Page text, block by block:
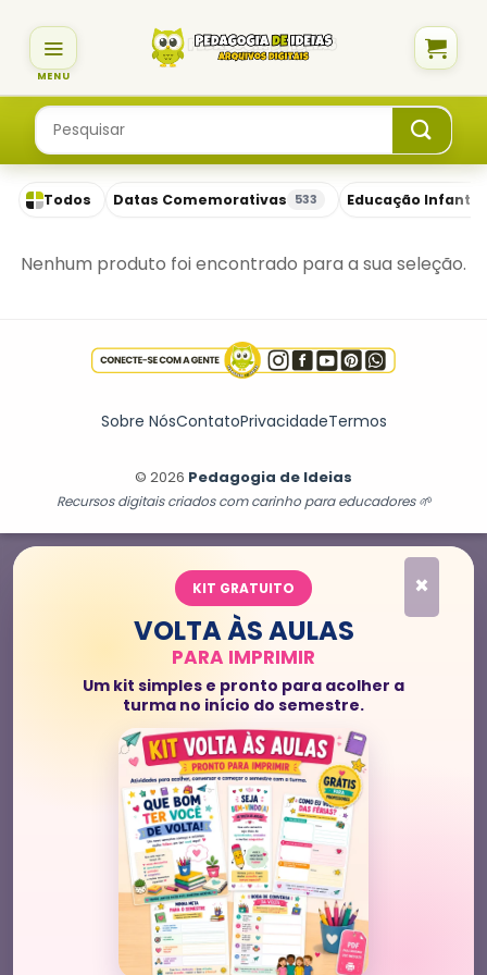
content
Pesquisar
por:
Todos Datas Comemorativas 533 Educação Infantil
Nenhum produto foi encontrado para a sua seleção.
Sobre NósContatoPrivacidadeTermos
© 2026 Pedagogia de Ideias
Recursos digitais criados com carinho para educadores 🌱
×
KIT GRATUITO
VOLTA ÀS AULAS
PARA IMPRIMIR
Um kit simples e pronto para acolher a
turma no início do semestre.